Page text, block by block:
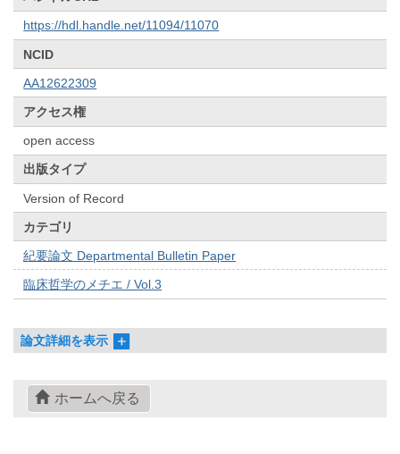
https://hdl.handle.net/11094/11070
NCID
AA12622309
アクセス権
open access
出版タイプ
Version of Record
カテゴリ
紀要論文 Departmental Bulletin Paper
臨床哲学のメチエ / Vol.3
論文詳細を表示
ホームへ戻る